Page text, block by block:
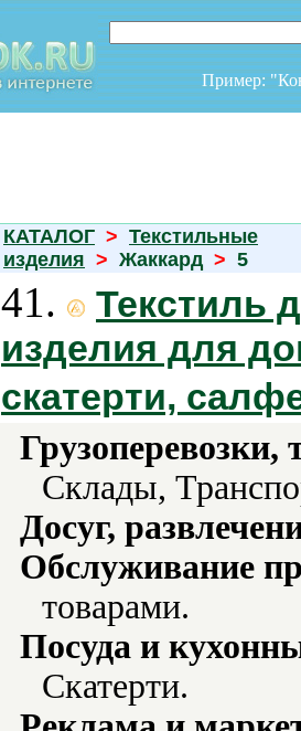
Пример:
КАТАЛОГ > Текстильные
изделия > Жаккард > 5
41.
Текстиль
изделия для
скатерти,
Склады,
Досуг,
Обслуживание
товарами.
Посуда и
Скатерти.